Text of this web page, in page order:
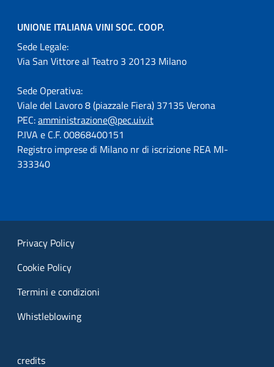
UNIONE ITALIANA VINI SOC. COOP.
Sede Legale:
Via San Vittore al Teatro 3 20123 Milano
Sede Operativa:
Viale del Lavoro 8 (piazzale Fiera) 37135 Verona
PEC:amministrazione@pec.uiv.it
P.IVA e C.F. 00868400151
Registro imprese di Milano nr di iscrizione REA MI-
333340
Privacy Policy
Cookie Policy
Termini e condizioni
Whistleblowing
credits